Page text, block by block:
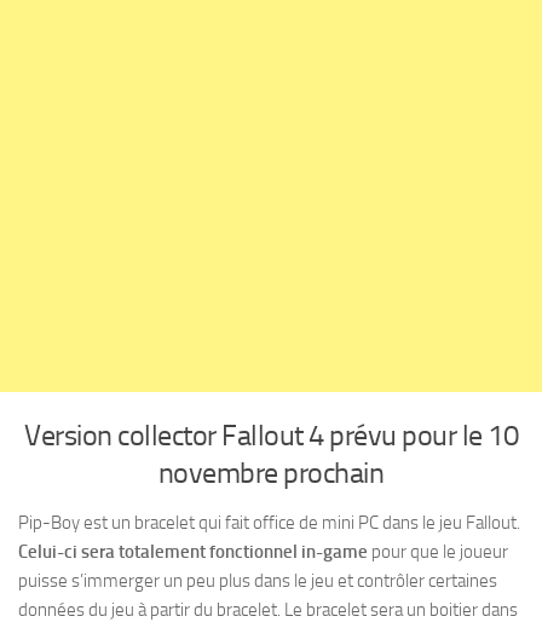
Version collector Fallout 4 prévu pour le 10
novembre prochain
Pip-Boy est un bracelet qui fait office de mini PC dans le jeu Fallout.
Celui-ci sera totalement fonctionnel in-game pour que le joueur
puisse s’immerger un peu plus dans le jeu et contrôler certaines
données du jeu à partir du bracelet. Le bracelet sera un boitier dans